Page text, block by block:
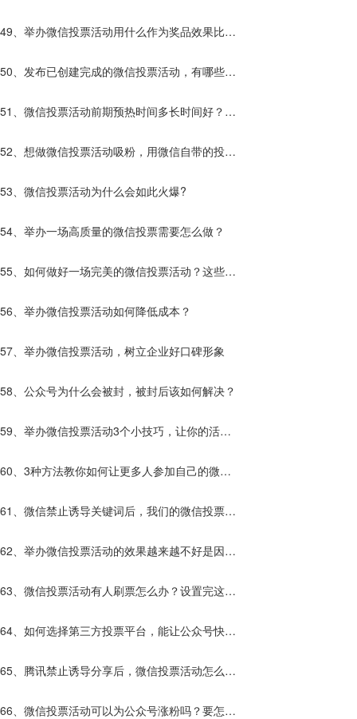
不行？
49、举办微信投票活动用什么作为奖品效果比较
好呢？
50、发布已创建完成的微信投票活动，有哪些方
51、微信投票活动前期预热时间多长时间好？预
热还要做什么？
52、想做微信投票活动吸粉，用微信自带的投票
平台好还是第三方的投票平台好？
53、微信投票活动为什么会如此火爆?
54、举办一场高质量的微信投票需要怎么做？
55、如何做好一场完美的微信投票活动？这些你
应该知道！
56、举办微信投票活动如何降低成本？
57、举办微信投票活动，树立企业好口碑形象
58、公众号为什么会被封，被封后该如何解决？
59、举办微信投票活动3个小技巧，让你的活动
效果更好！
60、3种方法教你如何让更多人参加自己的微信
投票活动！
61、微信禁止诱导关键词后，我们的微信投票活
动该如何进行？
62、举办微信投票活动的效果越来越不好是因为
什么？
63、微信投票活动有人刷票怎么办？设置完这些
解决80%的刷票？
64、如何选择第三方投票平台，能让公众号快速
涨粉？
65、腾讯禁止诱导分享后，微信投票活动怎么给
公众号增加粉丝？
66、微信投票活动可以为公众号涨粉吗？要怎么